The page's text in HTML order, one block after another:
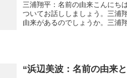
三浦翔平：名前の由来こんにち
ついてお話ししましょう。三浦
由来があるのでしょうか。三浦
“浜辺美波：名前の由来